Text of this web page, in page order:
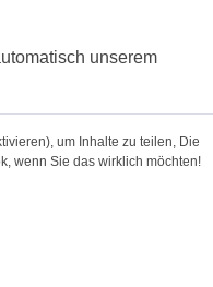
unserem
um Inhalte zu teilen, Die
wenn Sie das wirklich möchten!